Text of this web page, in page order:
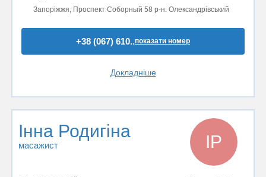
Запоріжжя, Проспект Соборный 58 р-н. Олександрівський
+38 (067) 610..показати номер
Докладніше
Інна Родигіна
масажист ІР